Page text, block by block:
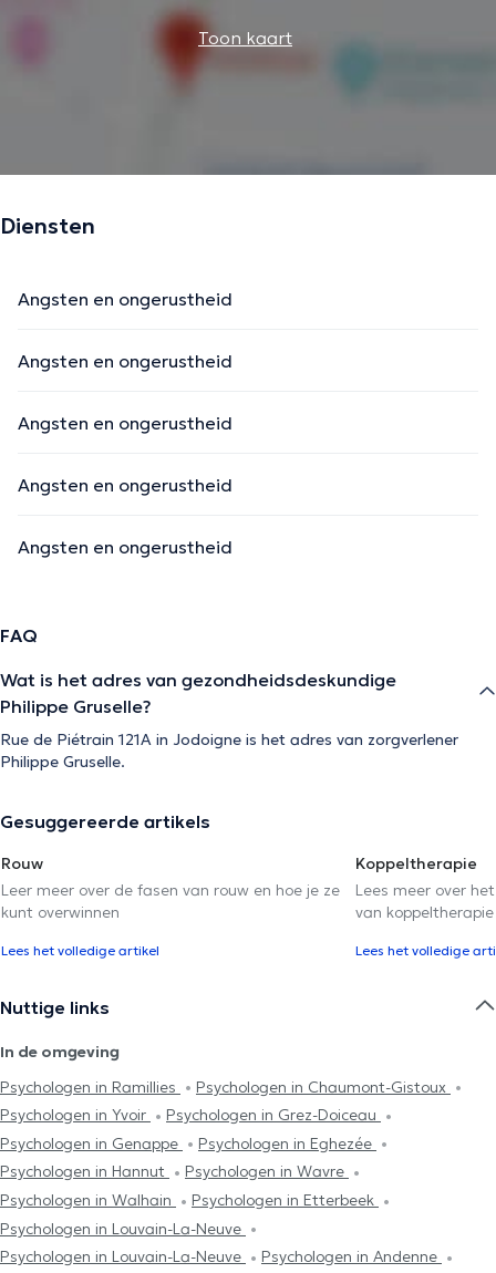
Toon kaart
Diensten
Angsten en ongerustheid
Angsten en ongerustheid
Angsten en ongerustheid
Angsten en ongerustheid
Angsten en ongerustheid
FAQ
Wat is het adres van gezondheidsdeskundige
Philippe Gruselle?
Rue de Piétrain 121A in Jodoigne is het adres van zorgverlener
Philippe Gruselle.
Gesuggereerde artikels
Rouw
Leer meer over de fasen van rouw en hoe je ze
kunt overwinnen
Lees het volledige artikel
Koppeltherapie
Lees meer over
van koppeltherapie
Lees het volledige
Nuttige links
In de omgeving
Psychologen in Ramillies
Psychologen in Chaumont-Gistoux
Psychologen in Yvoir
Psychologen in Grez-Doiceau
Psychologen in Genappe
Psychologen in Eghezée
Psychologen in Hannut
Psychologen in Wavre
Psychologen in Walhain
Psychologen in Etterbeek
Psychologen in Louvain-La-Neuve
Psychologen in Louvain-La-Neuve
Psychologen in Andenne